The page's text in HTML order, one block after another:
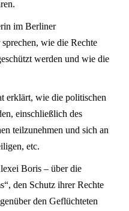
im Berliner
wie die Rechte
werden und wie die
erklärt, wie die politischen
einschließlich des
teilzunehmen und sich an
etc.
Boris – über die
den Schutz ihrer Rechte
den Geflüchteten